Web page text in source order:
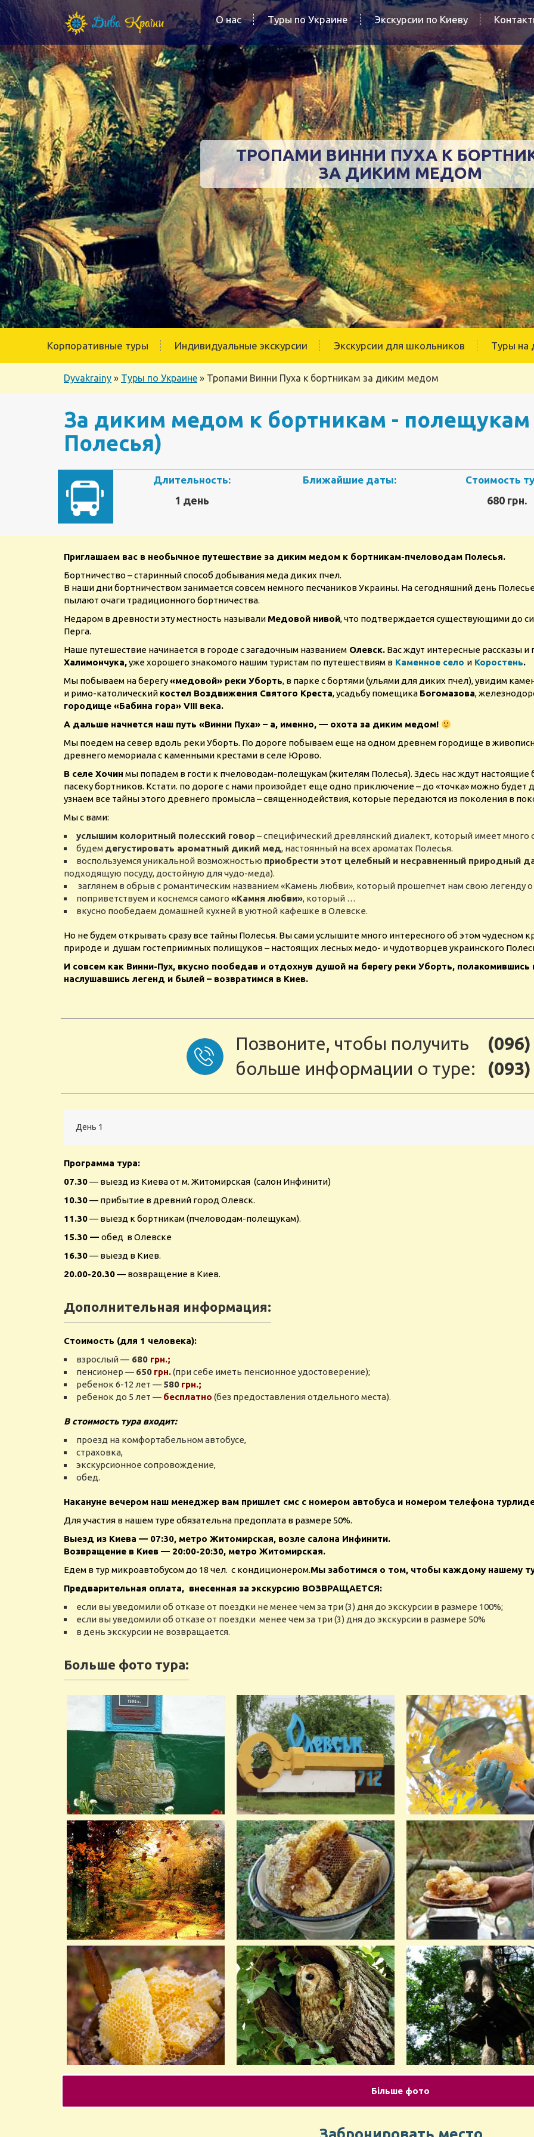
О нас Туры по Украине Экскурсии по Киеву
ТРОПАМИ ВИННИ ПУХА К
ЗА ДИКИМ МЕДОМ
Корпоративные туры Индивидуальные экскурсии Экскурсии для школьников Туры на
Dyvakrainy » Туры по Украине » Тропами Винни Пуха к бортникам за диким медом
За диким медом к бортникам -
Полесья)
Длительность:
1 день
Ближайшие даты: Стоимость
680 грн.
Приглашаем вас в необычное путешествие за диким медом к бортникам-пчеловодам Полесья.
Бортничество – старинный способ добывания меда диких пчел.
В наши дни бортничеством занимается совсем немного песчаников Украины. На сегодняшний день
пылают очаги традиционного бортничества.
Недаром в древности эту местность называли Медовой нивой, что подтверждается существующими до
Перга.
Наше путешествие начинается в городе с загадочным названием Олевск. Вас ждут интересные рассказы
Халимончука,уже хорошего знакомого нашим туристам по путешествиям в Каменное село и Коростень.
Мы побываем на берегу«медовой» реки Уборть, в парке с бортями (ульями для диких пчел), увидим
и римо-католический костел Воздвижения Святого Креста, усадьбу помещика Богомазова,
городище «Бабина гора» VIII века.
А дальше начнется наш путь «Винни Пуха» – а, именно, — охота за диким медом!
Мы поедем на север вдоль реки Уборть. По дороге побываем еще на одном древнем городище в
древнего мемориала с каменными крестами в селе Юрово.
В селе Хочин мы попадем в гости к пчеловодам-полещукам (жителям Полесья). Здесь нас ждут настоящие
пасеку бортников. Кстати. по дороге с нами произойдет еще одно приключение – до «точка» можно будет
узнаем все тайны этого древнего промысла – священнодействия, которые передаются из поколения в
Мы с вами:
услышим колоритный полесский говор– специфический древлянский диалект, который имеет много
будем дегустировать ароматный дикий мед, настоянный на всех ароматах Полесья.
воспользуемся уникальной возможностью приобрести этот целебный и несравненный природный
подходящую посуду, достойную для чудо-меда).
заглянем в обрыв с романтическим названием «Камень любви», который прошепчет нам свою легенду о
поприветствуем и коснемся самого «Камня любви», который …
вкусно пообедаем домашней кухней в уютной кафешке в Олевске.
Но не будем открывать сразу все тайны Полесья. Вы сами услышите много интересного об этом чудесном
природе и душам гостеприимных полищуков – настоящих лесных медо- и чудотворцев украинского
И совсем как Винни-Пух, вкусно пообедав и отдохнув душой на берегу реки Уборть,
наслушавшись легенд и былей – возвратимся в Киев.
Позвоните, чтобы получить
больше информации о туре:
День 1
Программа тура:
07.30— выезд из Киева от м. Житомирская (салон Инфинити)
10.30— прибытие в древний город Олевск.
11.30— выезд к бортникам (пчеловодам-полещукам).
15.30 — обед в Олевске
16.30— выезд в Киев.
20.00-20.30— возвращение в Киев.
Дополнительная информация:
Стоимость (для 1 человека):
взрослый — 680 грн.;
пенсионер — 650 грн.(при себе иметь пенсионное удостоверение);
ребенок 6-12 лет — 580 грн.;
ребенок до 5 лет — бесплатно (без предоставления отдельного места).
В стоимость тура входит:
проезд на комфортабельном автобусе,
страховка,
экскурсионное сопровождение,
обед.
Накануне вечером наш менеджер вам пришлет смс с номером автобуса и номером телефона
Для участия в нашем туре обязательна предоплата в размере 50%.
Выезд из Киева — 07:30, метро Житомирская, возле салона Инфинити.
Возвращение в Киев — 20:00-20:30, метро Житомирская.
Едем в тур микроавтобусом до 18 чел. с кондиционером.Мы заботимся о том, чтобы каждому нашему
Предварительная оплата, внесенная за экскурсию ВОЗВРАЩАЕТСЯ:
если вы уведомили об отказе от поездки не менее чем за три (3) дня до экскурсии в размере 100%;
если вы уведомили об отказе от поездки менее чем за три (3) дня до экскурсии в размере 50%
в день экскурсии не возвращается.
Больше фото тура:
Більше фото